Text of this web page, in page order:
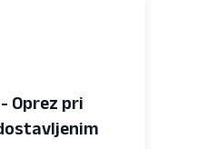
Oprez pri